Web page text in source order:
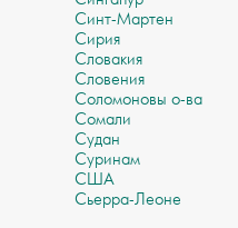
Синт-Мартен
Сирия
Словакия
Словения
Соломоновы о-ва
Сомали
Судан
Суринам
США
Сьерра-Леоне